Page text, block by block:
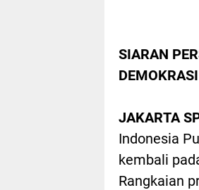
SIARAN
JAKARTA
Indonesia
kembali
Rangkaian